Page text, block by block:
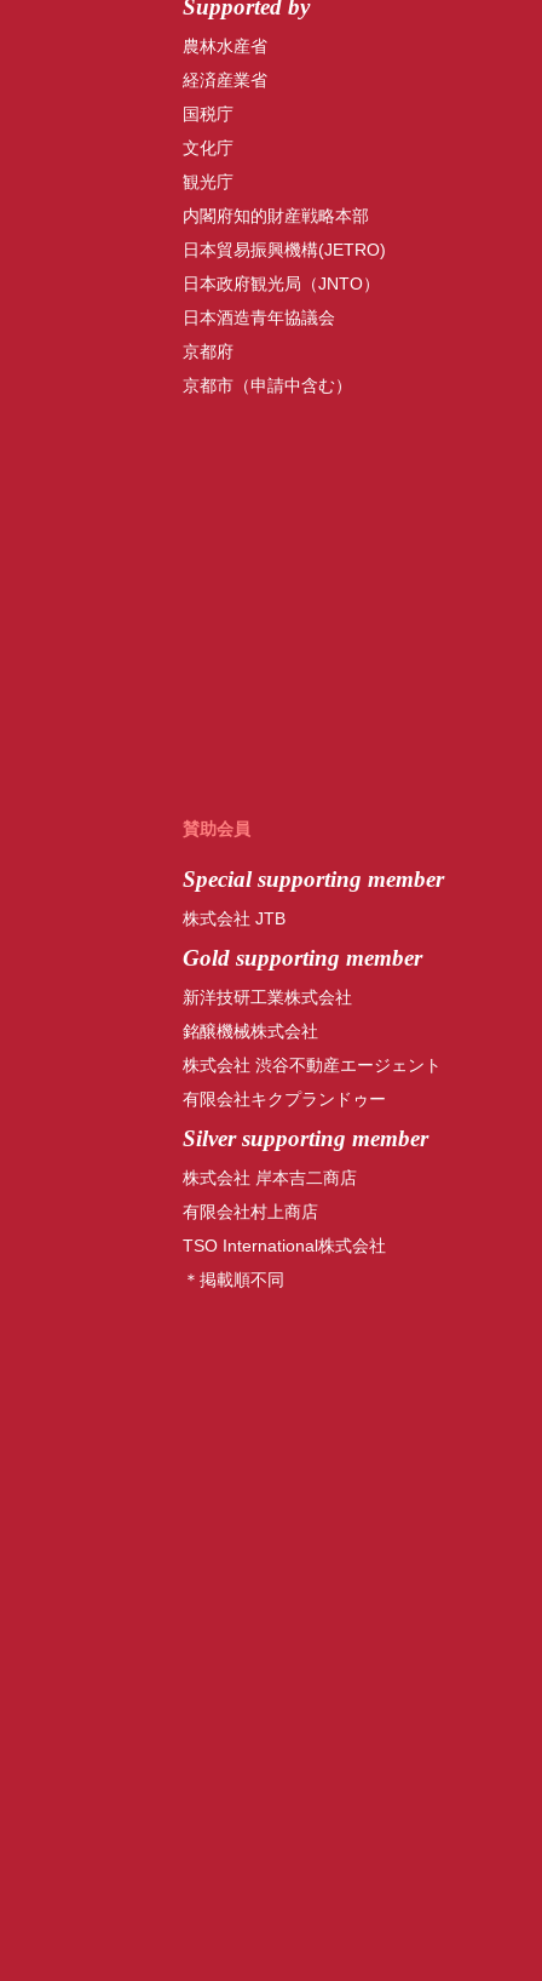
Supported by
農林水産省
経済産業省
国税庁
文化庁
観光庁
内閣府知的財産戦略本部
日本貿易振興機構(JETRO)
日本政府観光局（JNTO）
日本酒造青年協議会
京都府
京都市（申請中含む）
賛助会員
Specialsupporting member
株式会社 JTB
Gold supporting member
新洋技研工業株式会社
銘醸機械株式会社
株式会社 渋谷不動産エージェント
有限会社キクプランドゥー
Silver supporting member
株式会社 岸本吉二商店
有限会社村上商店
TSO International株式会社
＊掲載順不同